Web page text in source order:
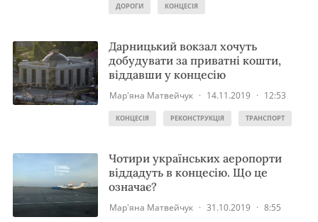
ДОРОГИ КОНЦЕСІЯ
Дарницький вокзал хочуть
добудувати за приватні кошти,
віддавши у концесію
Мар'яна Матвейчук · 14.11.2019 · 12:53
КОНЦЕСІЯ РЕКОНСТРУКЦІЯ ТРАНСПОРТ
Чотири українських аеропорти
віддадуть в концесію. Що це
означає?
Мар'яна Матвейчук · 31.10.2019 · 8:55